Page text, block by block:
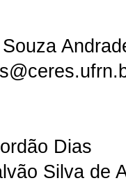
Dias
Silva de